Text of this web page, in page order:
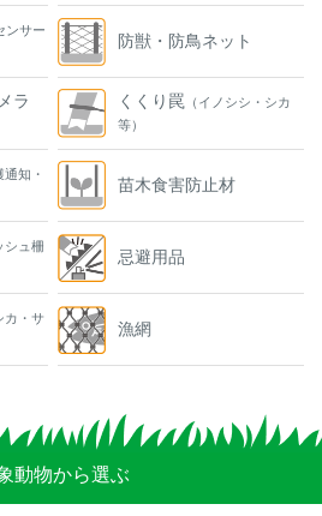
ンサー
ラ
通知・
シュ柵
カ・サ
防獣・防鳥ネット
くくり罠 （イノシシ・シカ
等）
苗木食害防止材
忌避用品
漁網
動物から選ぶ